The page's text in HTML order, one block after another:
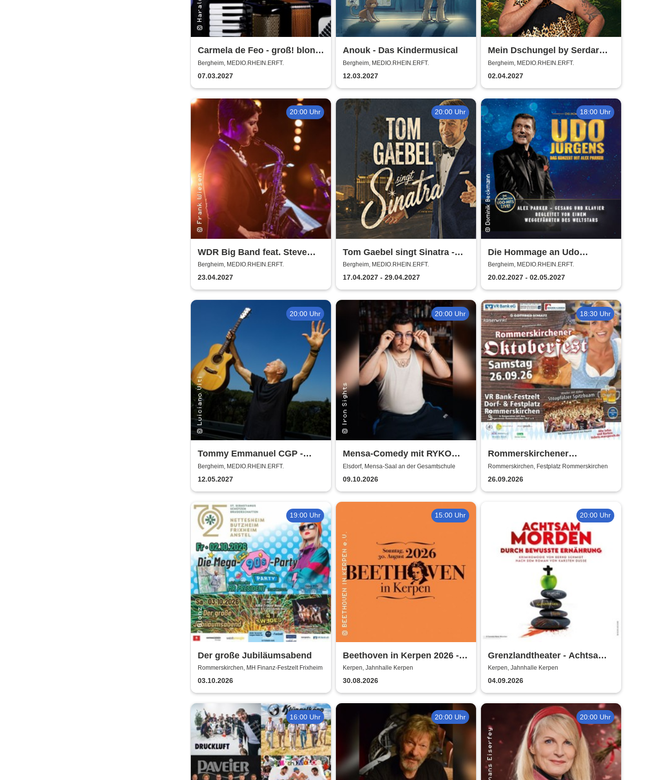
Carmela de Feo - groß! blond!
erfolgreich!
Bergheim, MEDIO.RHEIN.ERFT.
07.03.2027
Anouk - Das Kindermusical
Bergheim, MEDIO.RHEIN.ERFT.
12.03.2027
Mein Dschungel by Serdar
Karibik
Bergheim, MEDIO.RHEIN.ERFT.
02.04.2027
20:00 Uhr
WDR Big Band feat. Steve
Gadd - Master of Groove
Bergheim, MEDIO.RHEIN.ERFT.
23.04.2027
20:00 Uhr
Tom Gaebel singt Sinatra -
Tour 2027
Bergheim, MEDIO.RHEIN.ERFT.
17.04.2027 - 29.04.2027
18:00 Uhr
Die Hommage an Udo
Jürgens - Das Konzert mit
Alex Parker
Bergheim, MEDIO.RHEIN.ERFT.
20.02.2027 - 02.05.2027
20:00 Uhr
Tommy Emmanuel CGP -
Living in the Light Tour
Bergheim, MEDIO.RHEIN.ERFT.
12.05.2027
20:00 Uhr
Mensa-Comedy mit RYKO
und Vincent Tophoven
Elsdorf, Mensa-Saal an der Gesamtschule
09.10.2026
18:30 Uhr
Rommerskirchener
Oktoberfest - Auf geht´s -
pack mas!
Rommerskirchen, Festplatz Rommerskirchen
26.09.2026
19:00 Uhr
Der große Jubiläumsabend
Rommerskirchen, MH Finanz-Festzelt Frixheim
03.10.2026
15:00 Uhr
Beethoven in Kerpen 2026 -
Sommerkonzerte 2026
Kerpen, Jahnhalle Kerpen
30.08.2026
20:00 Uhr
Grenzlandtheater - Achtsam
Morden durch bewusste
Ernährung
Kerpen, Jahnhalle Kerpen
04.09.2026
16:00 Uhr 20:00 Uhr 20:00 Uhr